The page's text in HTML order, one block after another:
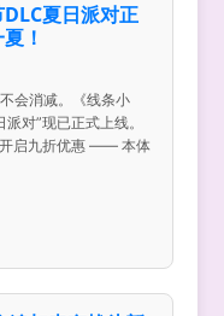
DLC夏日派对正
！
会消减。《线条小
对”现已正式上线。
启九折优惠 —— 本体